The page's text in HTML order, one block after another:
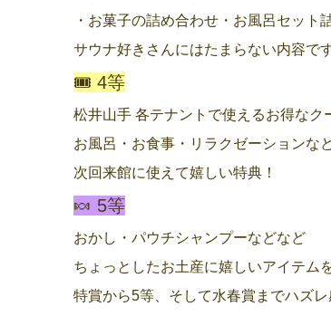
・お菓子の詰め合わせ ・お風呂セット
サウナ好きさんにはたまらない内容で
🎟 4等
松井山手 各テナントで使えるお得なク
お風呂・お食事・リラクゼーションなど
次回来館に使えて嬉しい特典！
🍬 5等
おかし・パウチシャンプーなどなど
ちょっとしたお土産に嬉しいアイテム
特賞から5等、そして水春賞までハズレ